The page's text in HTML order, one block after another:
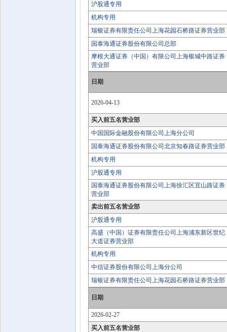
沪股通专用
机构专用
瑞银证券有限责任公司上海花园石桥路证券营业部
国泰海通证券股份有限公司总部
摩根大通证券（中国）有限公司上海银城中路证券
营业部
日期
2026-04-13
买入前五名营业部
中国国际金融股份有限公司上海分公司
国泰海通证券股份有限公司北京知春路证券营业部
机构专用
沪股通专用
国泰海通证券股份有限公司上海徐汇区宜山路证券
营业部
卖出前五名营业部
沪股通专用
高盛（中国）证券有限责任公司上海浦东新区世纪
大道证券营业部
机构专用
中信证券股份有限公司上海分公司
瑞银证券有限责任公司上海花园石桥路证券营业部
日期
2026-02-27
买入前五名营业部